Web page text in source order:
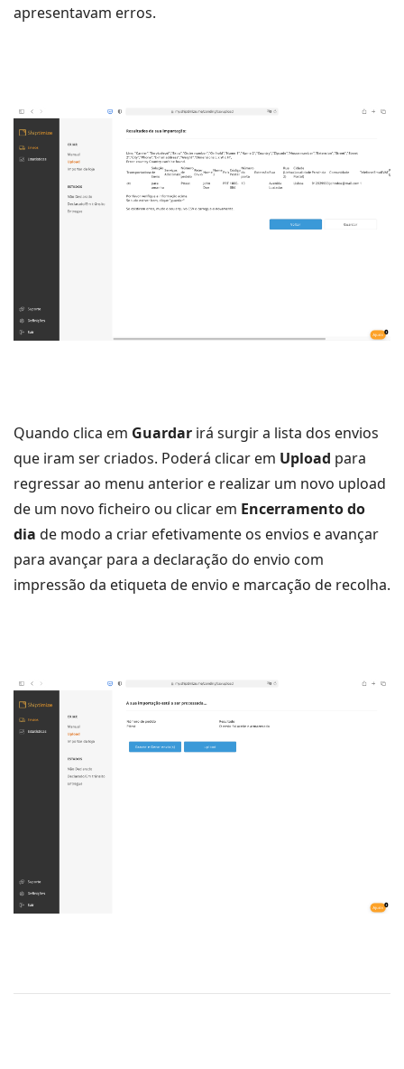
apresentavam erros.
Quando clica em Guardar irá surgir a lista dos envios
que iram ser criados. Poderá clicar em Upload para
regressar ao menu anterior e realizar um novo upload
de um novo ficheiro ou clicar em Encerramento do
dia de modo a criar efetivamente os envios e avançar
para avançar para a declaração do envio com
impressão da etiqueta de envio e marcação de recolha.